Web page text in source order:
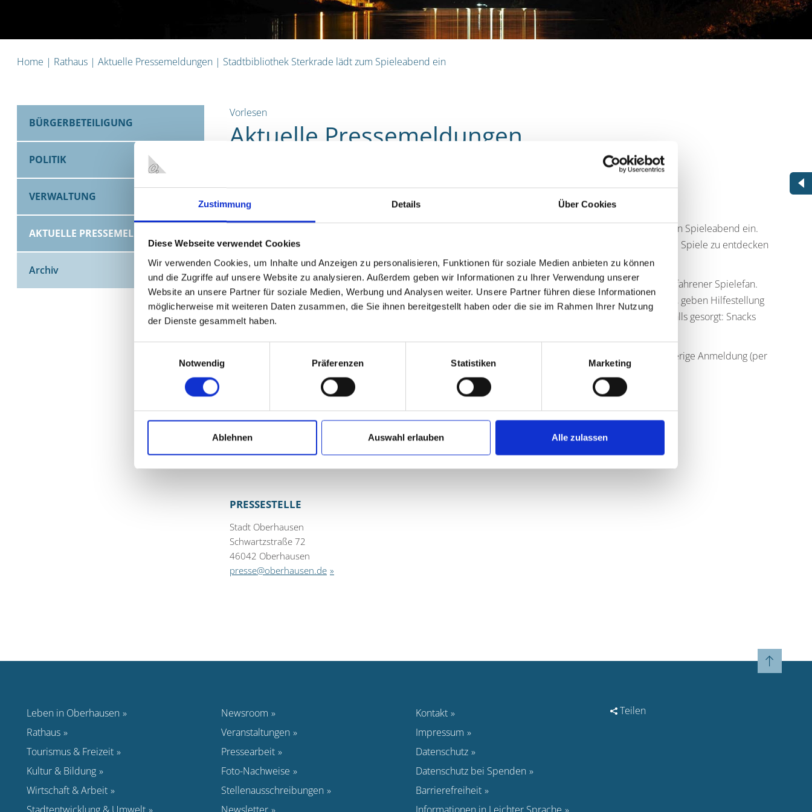
Zustimmung Details Über Cookies
Diese Webseite verwendet Cookies
Wir verwenden Cookies, um Inhalte und Anzeigen zu personalisieren, Funktionen für soziale Medien anbieten zu können
und die Zugriffe auf unsere Website zu analysieren. Außerdem geben wir Informationen zu Ihrer Verwendung unserer
Website an unsere Partner für soziale Medien, Werbung und Analysen weiter. Unsere Partner führen diese Informationen
möglicherweise mit weiteren Daten zusammen, die Sie ihnen bereitgestellt haben oder die sie im Rahmen Ihrer Nutzung
der Dienste gesammelt haben.
Notwendig
Präferenzen Statistiken Marketing
Ablehnen Auswahl erlauben Alle zulassen
Home | Rathaus | Aktuelle Pressemeldungen | Stadtbibliothek Sterkrade lädt zum Spieleabend ein
BÜRGERBETEILIGUNG
POLITIK
VERWALTUNG
AKTUELLE PRESSEMELDUNGEN
Archiv
Vorlesen
Aktuelle Pressemeldungen
13.05.2026
Die Stadtbibliothek Sterkrade (Wilhelmstraße 9) lädt am 29. Mai 2026 ab 17 Uhr zu einem unterhaltsamen Spieleabend ein.
Unter dem Titel „Sterkrader Spieleabend“ sind alle Interessierten herzlich willkommen, gemeinsam neue Spiele zu entdecken
oder bekannte Klassiker in geselliger Runde zu spielen.
An zahlreichen Tischen wird gespielt, gelacht und ausprobiert: ganz gleich, ob Brettspiel-Neuling oder erfahrener Spielefan.
Für jeden Geschmack ist etwas dabei. Erfahrene Spieleerklärerinnen und -erklärer begleiten den Abend, geben Hilfestellung
und sorgen dafür, dass der Einstieg in neue Spiele leichtfällt. Für eine angenehme Atmosphäre ist ebenfalls gesorgt: Snacks
Die Teilnahme an der Veranstaltung ist kostenfrei. Aufgrund begrenzter Plätze wird jedoch um eine vorherige Anmeldung (per
Die Stadtbibliothek freut sich auf einen geselligen Abend mit vielen spielfreudigen Gästen.
Zur Übersicht
PRESSESTELLE
Stadt Oberhausen
Schwartzstraße 72
46042 Oberhausen
presse@oberhausen.de
Leben in Oberhausen
Rathaus
Tourismus & Freizeit
Kultur & Bildung
Wirtschaft & Arbeit
Newsroom
Veranstaltungen
Pressearbeit
Foto-Nachweise
Stellenausschreibungen
Kontakt
Impressum
Datenschutz
Datenschutz bei Spenden
Barrierefreiheit
Teilen